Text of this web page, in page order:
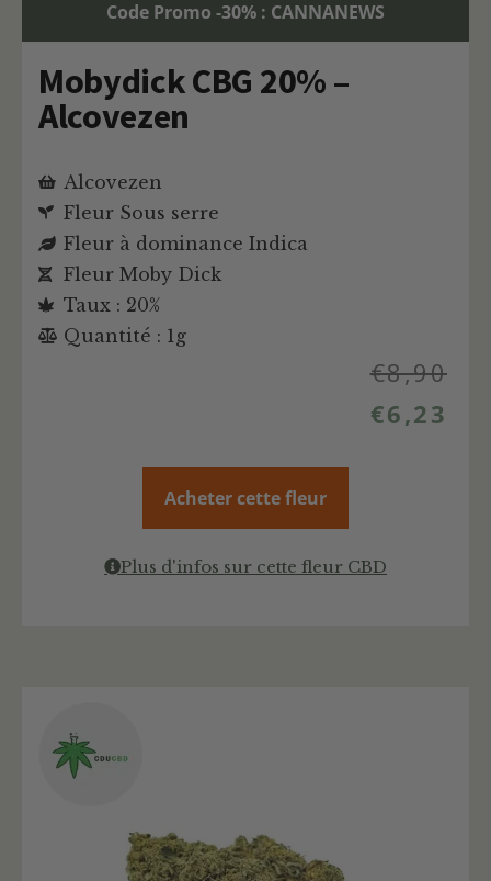
Code Promo -30% : CANNANEWS
Mobydick CBG 20% –
Alcovezen
Alcovezen
Fleur Sous serre
Fleur à dominance Indica
Fleur Moby Dick
Taux : 20%
Quantité : 1g
€8,90
€6,23
Acheter cette fleur
Plus d'infos sur cette fleur CBD